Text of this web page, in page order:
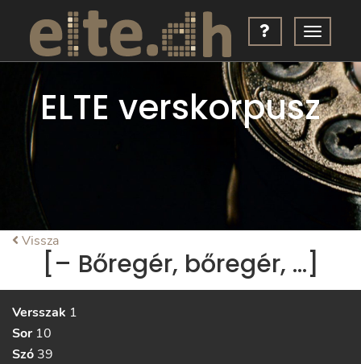
ELTE verskorpusz
Vissza
[– Bőregér, bőregér, …]
Versszak 1
Sor 10
Szó 39